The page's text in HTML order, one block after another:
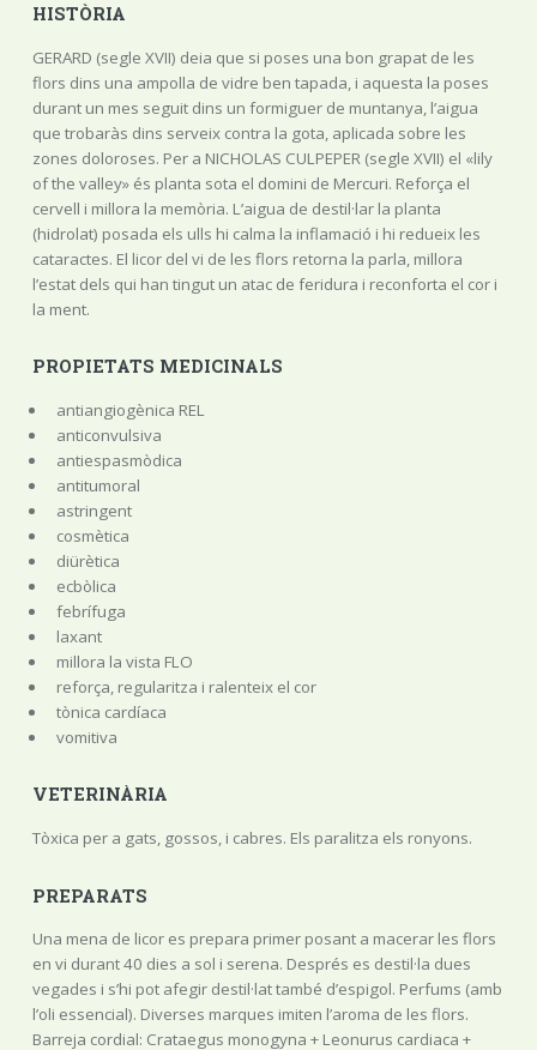
HISTÒRIA
GERARD (segle XVII) deia que si poses una bon grapat de les
flors dins una ampolla de vidre ben tapada, i aquesta la poses
durant un mes seguit dins un formiguer de muntanya, l’aigua
que trobaràs dins serveix contra la gota, aplicada sobre les
zones doloroses. Per a NICHOLAS CULPEPER (segle XVII) el «lily
of the valley» és planta sota el domini de Mercuri. Reforça el
cervell i millora la memòria. L’aigua de destil·lar la planta
(hidrolat) posada els ulls hi calma la inflamació i hi redueix les
cataractes. El licor del vi de les flors retorna la parla, millora
l’estat dels qui han tingut un atac de feridura i reconforta el cor i
la ment.
PROPIETATS MEDICINALS
antiangiogènica REL
anticonvulsiva
antiespasmòdica
antitumoral
astringent
cosmètica
diürètica
ecbòlica
febrífuga
laxant
millora la vista FLO
reforça, regularitza i ralenteix el cor
tònica cardíaca
vomitiva
VETERINÀRIA
Tòxica per a gats, gossos, i cabres. Els paralitza els ronyons.
PREPARATS
Una mena de licor es prepara primer posant a macerar les flors
en vi durant 40 dies a sol i serena. Després es destil·la dues
vegades i s’hi pot afegir destil·lat també d’espigol. Perfums (amb
l’oli essencial). Diverses marques imiten l’aroma de les flors.
Barreja cordial: Crataegus monogyna + Leonurus cardiaca +